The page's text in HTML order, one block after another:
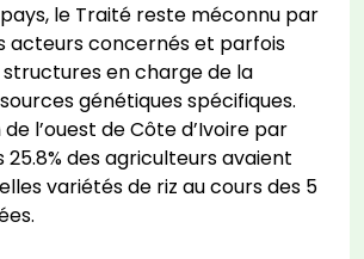
le Traité reste méconnu par
acteurs concernés et parfois
en charge de la
génétiques spécifiques.
l’ouest de Côte d’Ivoire par
25.8% des agriculteurs avaient
variétés de riz au cours des 5